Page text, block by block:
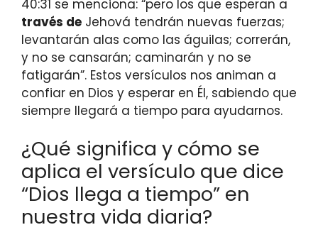
40:31 se menciona: “pero los que esperan a
través de Jehová tendrán nuevas fuerzas;
levantarán alas como las águilas; correrán,
y no se cansarán; caminarán y no se
fatigarán”. Estos versículos nos animan a
confiar en Dios y esperar en Él, sabiendo que
siempre llegará a tiempo para ayudarnos.
¿Qué significa y cómo se
aplica el versículo que dice
“Dios llega a tiempo” en
nuestra vida diaria?